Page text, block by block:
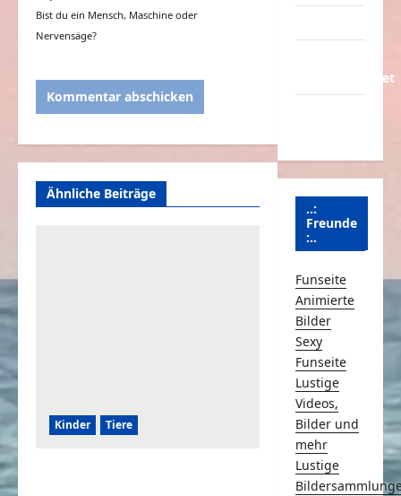
Bist du ein Mensch, Maschine oder
Nervensäge?
Ähnliche Beiträge
Kinder Tiere
Schmunzeln.net
..:
Freunde
:..
Funseite
Animierte
Bilder
Sexy
Funseite
Lustige
Videos,
Bilder und
mehr
Lustige